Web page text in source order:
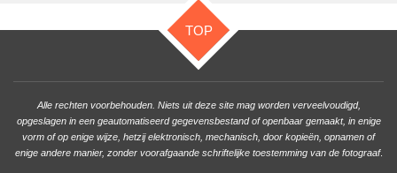
TOP
Alle rechten voorbehouden. Niets uit deze site mag worden verveelvoudigd,
opgeslagen in een geautomatiseerd gegevensbestand of openbaar gemaakt, in enige
vorm of op enige wijze, hetzij elektronisch, mechanisch, door kopieën, opnamen of
enige andere manier, zonder voorafgaande schriftelijke toestemming van de fotograaf.